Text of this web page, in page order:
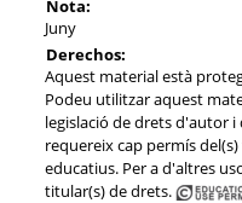
Nota:
Juny
Derechos:
Aquest material està
Podeu utilitzar aquest
legislació de drets d'autor
requereix cap permís
educatius. Per a d'altres
titular(s) de drets.